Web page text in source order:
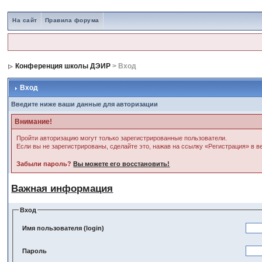
На сайт Правила форума
Конференция школы ДЭИР > Вход
Вход
Введите ниже ваши данные для авторизации
Внимание!
Пройти авторизацию могут только зарегистрированные пользователи.
Если вы не зарегистрированы, сделайте это, нажав на ссылку «Регистрация» в
Забыли пароль?Вы можете его восстановить!
Важная информация
Вход
Имя пользователя (login)
Пароль